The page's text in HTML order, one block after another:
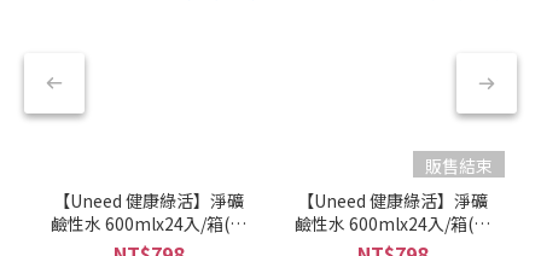
【Uneed 健康綠活】淨礦
鹼性水 600mlx24入/箱(兩
箱)
販售結束
【Uneed 健康綠活】淨礦
鹼性水 600mlx24入/箱(兩
箱)